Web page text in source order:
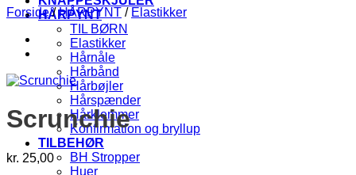
HÅRPYNT
TIL BØRN
Elastikker
Hårnåle
Hårbånd
Hårbøjler
Hårspænder
Hårklemmer
Konfirmation og bryllup
TILBEHØR
BH Stropper
Huer
Forside / HÅRPYNT / Elastikker
Scrunchie
kr. 25,00